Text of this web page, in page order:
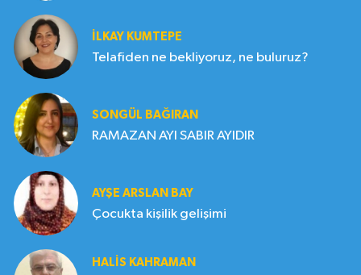
İLKAY KUMTEPE
Telafiden ne bekliyoruz, ne buluruz?
SONGÜL BAĞIRAN
RAMAZAN AYI SABIR AYIDIR
AYŞE ARSLAN BAY
Çocukta kişilik gelişimi
HALIS KAHRAMAN